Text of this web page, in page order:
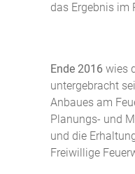
das Ergebnis im
Ende 2016 wies
untergebracht
Anbaues am
Planungs- und
und die
Freiwillige